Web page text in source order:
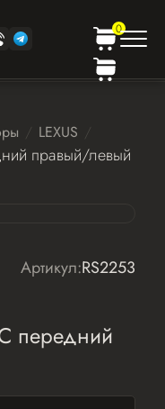
0
LEXUS
правый/левый
Артикул:RS2253
передний